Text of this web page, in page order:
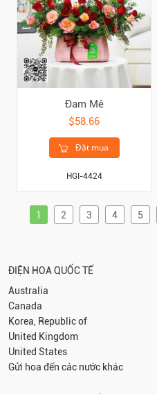
Đam Mê
$58.66
Đặt mua
HGI-4424
1 2 3 4 5
ĐIỆN HOA QUỐC TẾ
Australia
Canada
Korea, Republic of
United Kingdom
United States
Gửi hoa đến các nước khác